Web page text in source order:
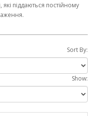
піддаються постійному
Sort By:
Show: